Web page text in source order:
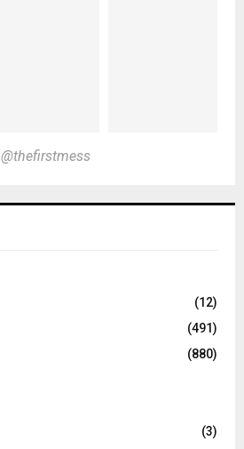
@thefirstmess
(12)
(491)
(880)
(3)